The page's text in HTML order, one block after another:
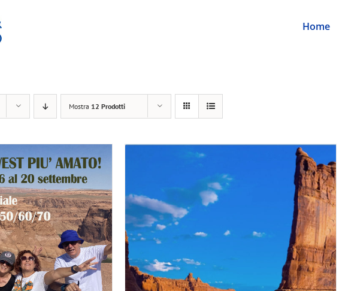
Home
Mostra 12 Prodotti